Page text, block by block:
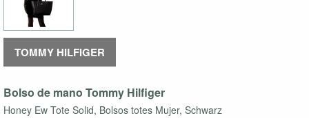
TOMMY HILFIGER
Bolso de mano Tommy Hilfiger
Honey Ew Tote Solid, Bolsos totes Mujer, Schwarz